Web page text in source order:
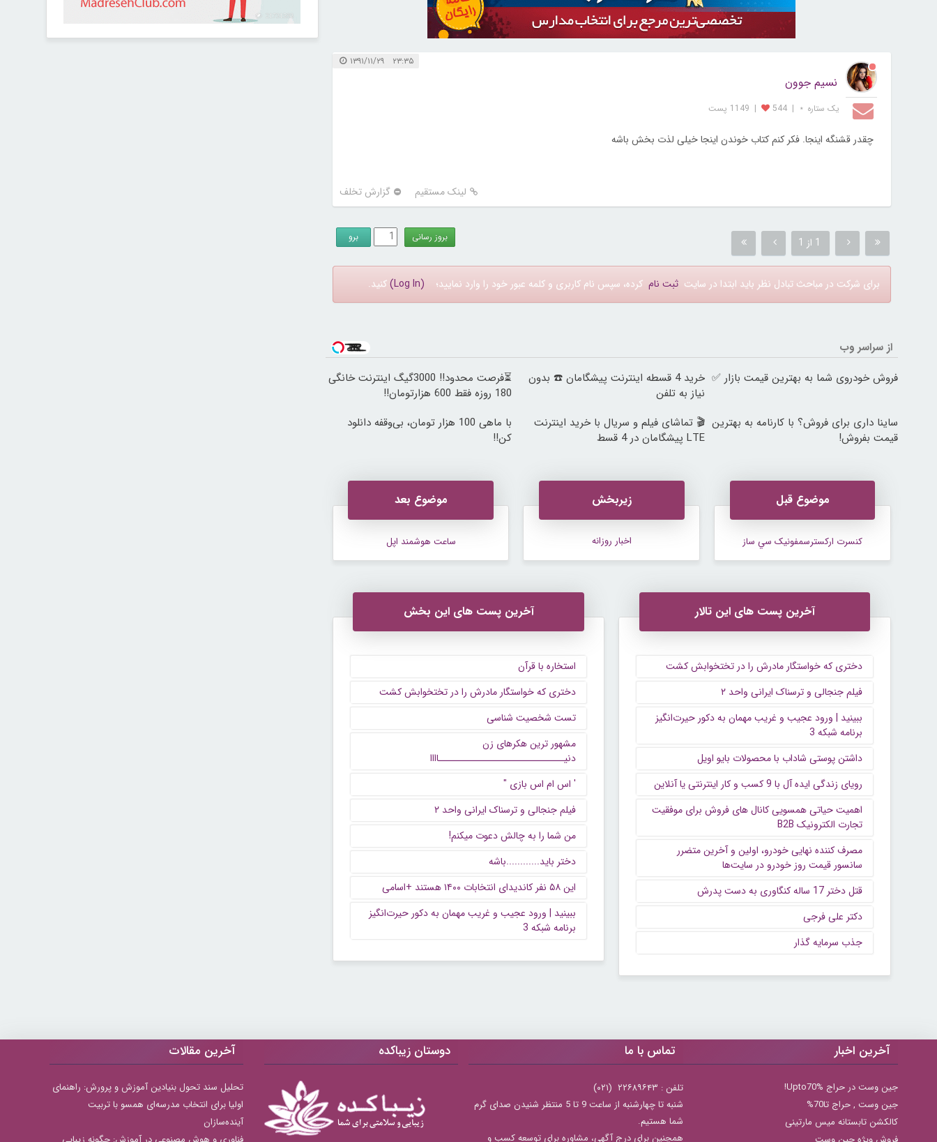
۲۳:۳۵ ۱۳۹۱/۱۱/۲۹
نسیم جوون
یک ستاره ⋆ |
544
| 1149 پست
چقدر قشنگه اینجا. فکر کنم کتاب خوندن اینجا خیلی لذت بخش باشه
لینک مستقیم گزارش تخلف
1 از 1
برای شرکت در مباحث تبادل نظر باید ابتدا در سایت ثبت نام کرده، سپس نام کاربری و کلمه عبور خود را وارد نمایید؛ (Log In) کنید.
از سراسر وب
فروش خودروی شما به بهترین قیمت بازار ✅
خرید 4 قسطه اینترنت پیشگامان ☎️ بدون
نیاز به تلفن
⏳فرصت محدود!! 3000گیگ اینترنت خانگی
180 روزه فقط 600 هزارتومان!!
ساینا داری برای فروش؟ با کارنامه به بهترین
قیمت بفروش!
🎬 تماشای فیلم و سریال با خرید اینترنت
LTE پیشگامان در 4 قسط
با ماهی 100 هزار تومان، بی‌وقفه دانلود
کن!!
موضوع قبل
کنسرت ارکسترسمفونيک سي ساز
زیربخش
اخبار روزانه
موضوع بعد
ساعت هوشمند اپل
آخرین پست های این تالار
دختری که خواستگار مادرش را در تختخوابش کشت
فیلم جنجالی و ترسناک ایرانی واحد ۲
ببینید | ورود عجیب و غریب مهمان به دکور حیرت‌انگیز
برنامه شبکه 3
داشتن پوستی شاداب با محصولات بایو اویل
رویای زندگی ایده آل با 9 کسب و کار اینترنتی یا آنلاین
اهمیت حیاتی همسویی کانال های فروش برای موفقیت
تجارت الکترونیک B2B
مصرف کننده نهایی خودرو، اولین و آخرین متضرر
سانسور قیمت روز خودرو در سایت‌ها
قتل دختر 17 ساله کنگاوری به دست پدرش
دکتر علی فرجی
جذب سرمایه گذار
آخرین پست های این بخش
استخاره با قرآن
دختری که خواستگار مادرش را در تختخوابش کشت
تست شخصیت شناسی
مشهور ترین هکرهای زن
دنیــــــــــــــــــــــــــــــاااا
' اس ام اس بازی "
فیلم جنجالی و ترسناک ایرانی واحد ۲
من شما را به چالش دعوت میکنم!
دختر باید............باشه
این ۵۸ نفر کاندیدای انتخابات ۱۴۰۰ هستند +اسامی
ببینید | ورود عجیب و غریب مهمان به دکور حیرت‌انگیز
برنامه شبکه 3
آخرین اخبار
جین وست در حراج Upto70%!
جين وست , حراج تا70%
کالکشن تابستانه میس مارتینی
آخرین مقالات
تحلیل سند تحول بنیادین آموزش و پرورش: راهنمای
اولیا برای انتخاب مدرسه‌ای همسو با تربیت
آینده‌سازان
تماس با ما
تلفن : ۲۲۶۸۹۶۴۳ (۰۲۱)
شنبه تا چهارشنبه از ساعت 9 تا 5 منتظر شنیدن صدای گرم
شما هستیم.
همچنین برای درج آگهی، مشاوره برای توسعه کسب و
دوستان زیباکده